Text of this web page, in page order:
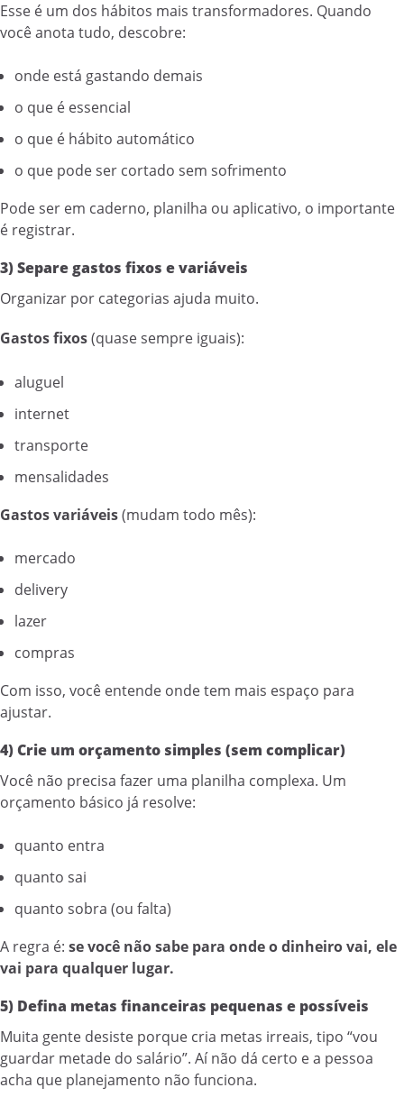
Esse é um dos hábitos mais transformadores. Quando
você anota tudo, descobre:
onde está gastando demais
o que é essencial
o que é hábito automático
o que pode ser cortado sem sofrimento
Pode ser em caderno, planilha ou aplicativo, o importante
é registrar.
3) Separe gastos fixos e variáveis
Organizar por categorias ajuda muito.
Gastos fixos(quase sempre iguais):
aluguel
internet
transporte
mensalidades
Gastos variáveis(mudam todo mês):
mercado
delivery
lazer
compras
Com isso, você entende onde tem mais espaço para
ajustar.
4) Crie um orçamento simples (sem complicar)
Você não precisa fazer uma planilha complexa. Um
orçamento básico já resolve:
quanto entra
quanto sai
quanto sobra (ou falta)
A regra é: se você não sabe para onde o dinheiro vai, ele
vai para qualquer lugar.
5) Defina metas financeiras pequenas e possíveis
Muita gente desiste porque cria metas irreais, tipo “vou
guardar metade do salário”. Aí não dá certo e a pessoa
acha que planejamento não funciona.